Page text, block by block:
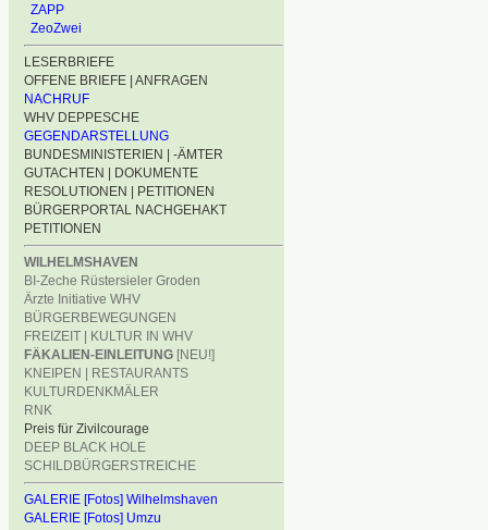
ZAPP
ZeoZwei
LESERBRIEFE
OFFENE BRIEFE | ANFRAGEN
NACHRUF
WHV DEPPESCHE
GEGENDARSTELLUNG
BUNDESMINISTERIEN | -ÄMTER
GUTACHTEN | DOKUMENTE
RESOLUTIONEN | PETITIONEN
BÜRGERPORTAL NACHGEHAKT
PETITIONEN
WILHELMSHAVEN
BI-Zeche Rüstersieler Groden
Ärzte Initiative WHV
BÜRGERBEWEGUNGEN
FREIZEIT | KULTUR IN WHV
FÄKALIEN-EINLEITUNG [NEU!]
KNEIPEN | RESTAURANTS
KULTURDENKMÄLER
RNK
Preis für Zivilcourage
DEEP BLACK HOLE
SCHILDBÜRGERSTREICHE
GALERIE [Fotos] Wilhelmshaven
GALERIE [Fotos] Umzu